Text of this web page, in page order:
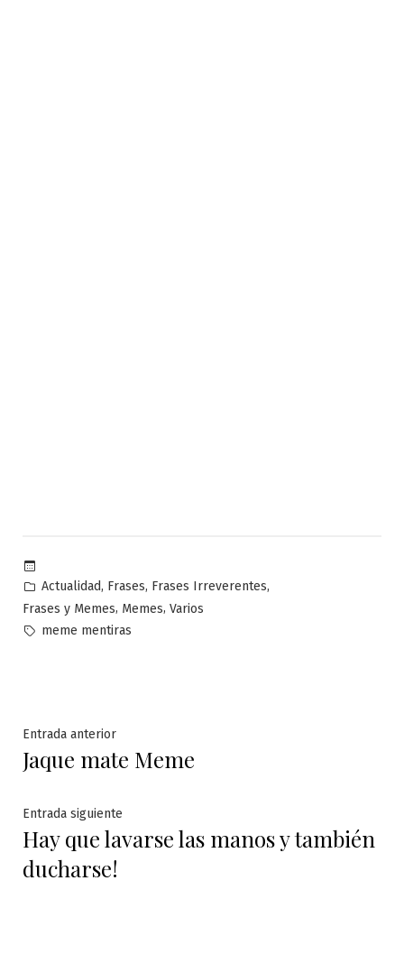
Publicado
en
Actualidad, Frases, Frases Irreverentes,
Frases y Memes, Memes, Varios
Etiquetas:
meme mentiras
Navegación
de
entradas
Entrada anteriorEntrada
anterior:
Jaque mate Meme
Entrada siguiente
siguiente:
Hay que lavarse las manos y también
ducharse!